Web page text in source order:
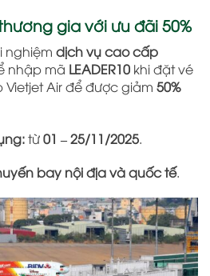
gia với ưu đãi 50%
nghiệm dịch vụ cao cấp
nhập mã LEADER10 khi đặt vé
Air để được giảm 50%
từ01 – 25/11/2025.
bay nội địa và quốc tế.